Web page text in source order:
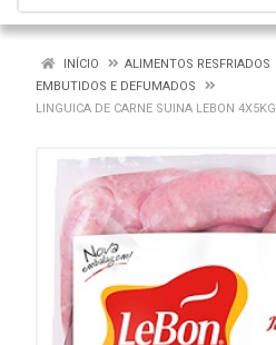
INÍCIO
ALIMENTOS RESFRIADOS
EMBUTIDOS E DEFUMADOS
LINGUICA DE CARNE SUINA LEBON 4X5KG